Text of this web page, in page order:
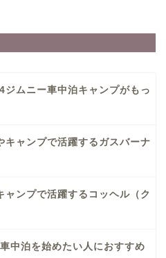
ムニー車中泊キャンプがもっ
ャンプで活躍するガスバーナ
ンプで活躍するコッヘル（ク
中泊を始めたい人におすすめ